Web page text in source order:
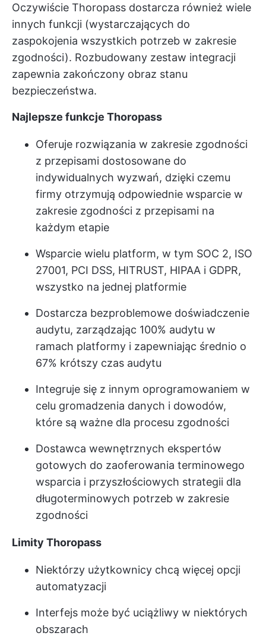
Oczywiście Thoropass dostarcza również wiele
innych funkcji (wystarczających do
zaspokojenia wszystkich potrzeb w zakresie
zgodności). Rozbudowany zestaw integracji
zapewnia zakończony obraz stanu
bezpieczeństwa.
Najlepsze funkcje Thoropass
Oferuje rozwiązania w zakresie zgodności
z przepisami dostosowane do
indywidualnych wyzwań, dzięki czemu
firmy otrzymują odpowiednie wsparcie w
zakresie zgodności z przepisami na
każdym etapie
Wsparcie wielu platform, w tym SOC 2, ISO
27001, PCI DSS, HITRUST, HIPAA i GDPR,
wszystko na jednej platformie
Dostarcza bezproblemowe doświadczenie
audytu, zarządzając 100% audytu w
ramach platformy i zapewniając średnio o
67% krótszy czas audytu
Integruje się z innym oprogramowaniem w
celu gromadzenia danych i dowodów,
które są ważne dla procesu zgodności
Dostawca wewnętrznych ekspertów
gotowych do zaoferowania terminowego
wsparcia i przyszłościowych strategii dla
długoterminowych potrzeb w zakresie
zgodności
Limity Thoropass
Niektórzy użytkownicy chcą więcej opcji
automatyzacji
Interfejs może być uciążliwy w niektórych
obszarach